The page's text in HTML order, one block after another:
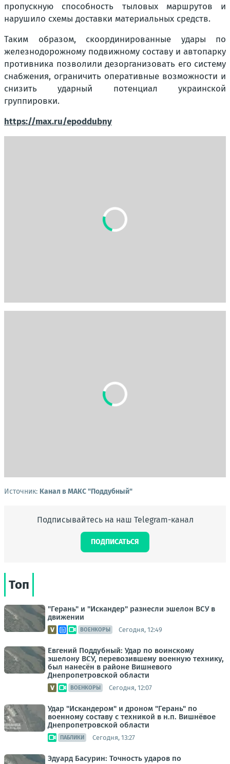
пропускную способность тыловых маршрутов и
нарушило схемы доставки материальных средств.
Таким образом, скоординированные удары по
железнодорожному подвижному составу и автопарку
противника позволили дезорганизовать его систему
снабжения, ограничить оперативные возможности и
снизить ударный потенциал украинской
группировки.
https://max.ru/epoddubny
Источник: Канал в МАКС "Поддубный"
Подписывайтесь на наш Telegram-канал
ПОДПИСАТЬСЯ
Топ
"Герань" и "Искандер" разнесли эшелон ВСУ в
движении
ВОЕНКОРЫ Сегодня, 12:49
Евгений Поддубный: Удар по воинскому
эшелону ВСУ, перевозившему военную технику,
был нанесён в районе Вишневого
Днепропетровской области
ВОЕНКОРЫ Сегодня, 12:07
Удар "Искандером" и дроном "Герань" по
военному составу с техникой в н.п. Вишнёвое
Днепропетровской области
ПАБЛИКИ Сегодня, 13:27
Эдуард Басурин: Точность ударов по